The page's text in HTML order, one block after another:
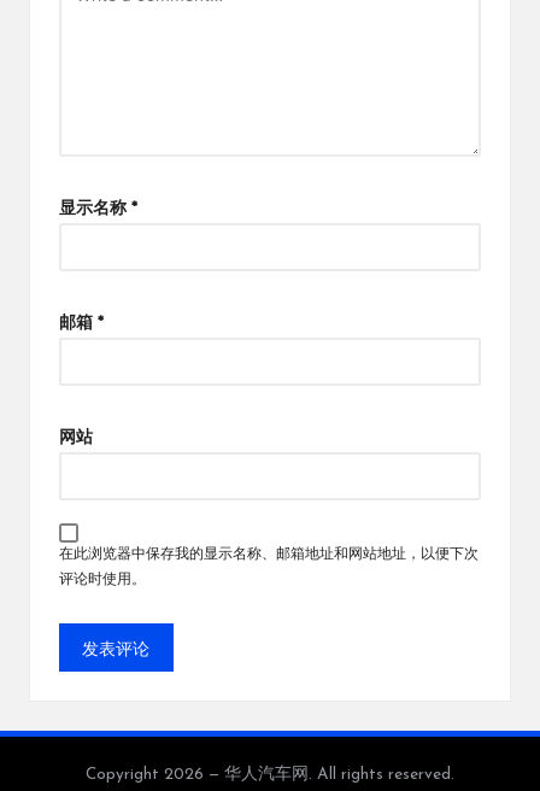
显示名称 *
邮箱 *
网站
在此浏览器中保存我的显示名称、邮箱地址和网站地址，以便下次
评论时使用。
Copyright 2026 — 华人汽车网. All rights reserved.